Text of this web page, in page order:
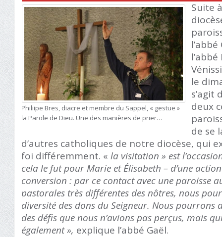
Philiipe Bres, diacre et membre du Sappel, « gestue »
la Parole de Dieu. Une des manières de prier…
Suite
le
s’agit
deux
de se
d’autres catholiques de notre diocèse, qui
foi différemment. «la visitation » est
cela le fut pour Marie et Élisabeth – d’une
conversion : par ce contact avec une paroisse
pastorales très différentes des nôtres, nous
diversité des dons du Seigneur. Nous pourrons
des défis que nous n’avions pas perçus, mais
également », explique l’abbé Gaël.